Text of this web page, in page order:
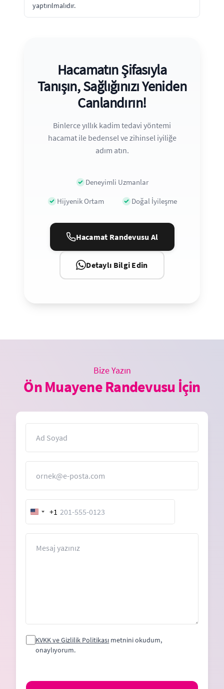
yaptırılmalıdır.
Hacamatın Şifasıyla
Tanışın, Sağlığınızı Yeniden
Canlandırın!
Binlerce yıllık kadim tedavi yöntemi
hacamat ile bedensel ve zihinsel iyiliğe
adım atın.
Deneyimli Uzmanlar
Hijyenik Ortam
Doğal İyileşme
Hacamat Randevusu Al
Detaylı Bilgi Edin
Bize Yazın
Ön Muayene Randevusu İçin
United
States
+1
KVKK ve Gizlilik Politikası metnini okudum,
onaylıyorum.